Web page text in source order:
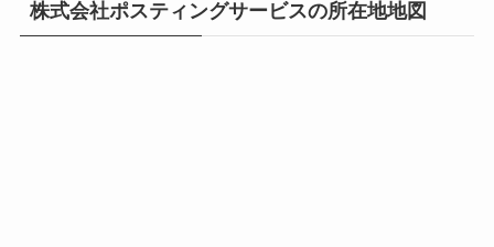
株式会社ポスティングサービスの所在地地図